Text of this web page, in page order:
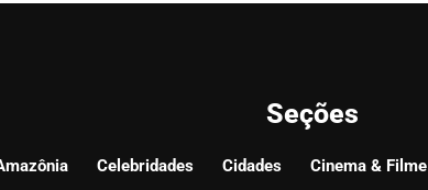
Seções
Celebridades Cidades Cinema & Filme